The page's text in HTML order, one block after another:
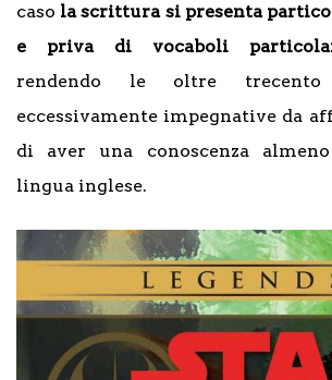
caso la scrittura si presenta
e priva di vocaboli
rendendo le oltre
eccessivamente impegnative da
di aver una conoscenza
lingua inglese.